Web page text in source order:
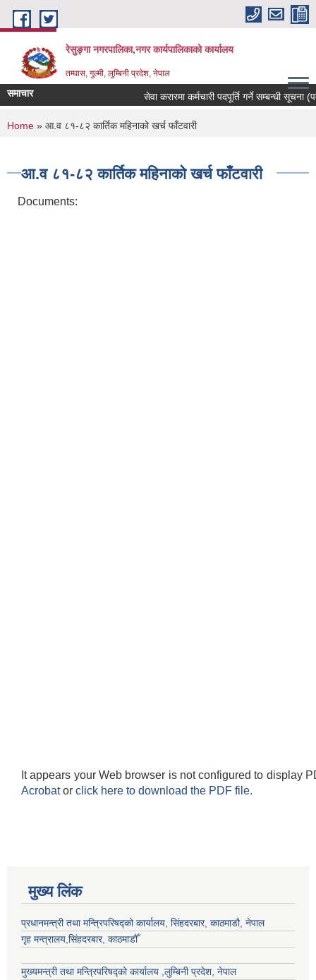
Skip to main content
रेसुङ्गा नगरपालिका,नगर कार्यपालिकाको कार्यालय
तम्घास, गुल्मी, लुम्बिनी प्रदेश, नेपाल
समाचार सेवा करारमा कर्मचारी पदपूर्ति गर्ने सम्बन्धी सूचना
You are here
Home » आ.व ८१-८२ कार्तिक महिनाको खर्च फाँटवारी
आ.व ८१-८२ कार्तिक महिनाको खर्च फाँटवारी
Documents:
It appears your Web browser is not configured to display
Acrobator click here to download the PDF file.
मुख्य लिंक
प्रधानमन्त्री तथा मन्त्रिपरिषद्को कार्यालय, सिंहदरबार, काठमाडौ, नेपाल
गृह मन्त्रालय,सिंहदरबार, काठमाडौँ
मुख्यमन्त्री तथा मन्त्रिपरिषद्को कार्यालय ,लुम्बिनी प्रदेश, नेपाल